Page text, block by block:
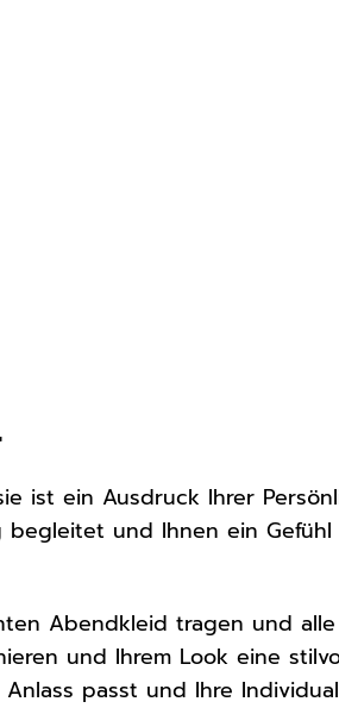
ist ein Ausdruck Ihrer
und Ihnen ein
Abendkleid tragen und
und Ihrem Look eine
passt und Ihre